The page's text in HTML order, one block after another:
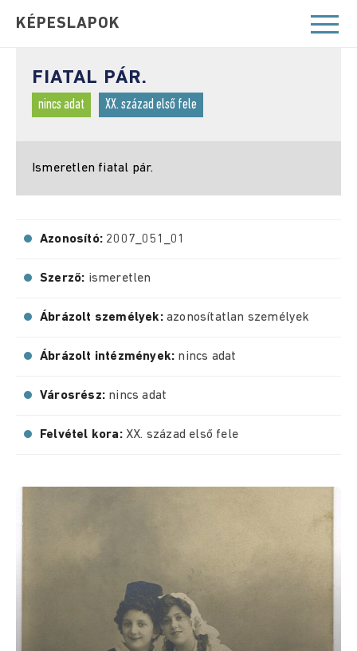
KÉPESLAPOK
FIATAL PÁR.
nincs adat XX. század első fele
Ismeretlen fiatal pár.
Azonosító: 2007_051_01
Szerző: ismeretlen
Ábrázolt személyek: azonosítatlan személyek
Ábrázolt intézmények: nincs adat
Városrész: nincs adat
Felvétel kora: XX. század első fele